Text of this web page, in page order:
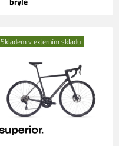
Skladem v externím skladu